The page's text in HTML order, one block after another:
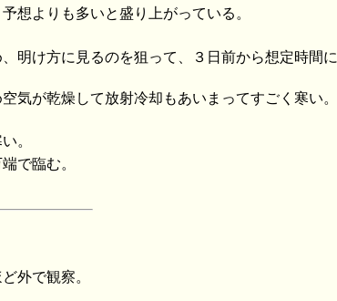
想よりも多いと盛り上がっている。
明け方に見るのを狙って、３日前から想定時間に
気が乾燥して放射冷却もあいまってすごく寒い。
。
で臨む。
外で観察。